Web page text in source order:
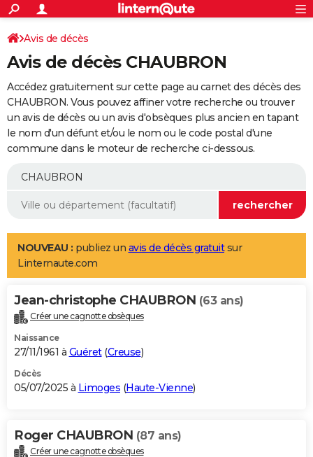
ACTUALITÉS
Politique
Société
Faits Divers
Education
Monde
Villes
+
SPORT
Coupe du monde 2026
Football
Tennis
Cyclisme
Rugby
Forum
Programme TV
TNT
Streaming
Cinéma
Sorties cinéma
Musique
+
FINANCE
Impôts
Immobilier
Risques naturels par ville
Banque
Assurance
Crédit
AUTO
Essais
Réserver un essai
Citadines
Berlines
SUV
Forum auto
+
Mobiles
Meilleur smartphone
Internet
Ordinateurs
Jeux vidéo
Guide high-tech
Aménagement intérieur
LIFESTYLE
Art de vivre
Bien-être
Loisirs
Mode
Modes de vie
Alimentation
Guide de la santé
Maladies
Médicaments
Sommeil
VOYAGE
Destinations
City break
Voyage nature
Voyage de noces
Forum
Climat
+PHOTO
GUIDES D'ACHAT
BONS PLANS
Carte de Noël
Carte Bonne année
Carte Saint-Valentin
Carte Pâques
Carte d'anniversaire
DICTIONNAIRE
Avis de décès
Avis de décès CHAUBRON
Accédez gratuitement sur cette page au carnet des décès des
CHAUBRON. Vous pouvez affiner votre recherche ou trouver
un avis de décès ou un avis d'obsèques plus ancien en tapant
le nom d'un défunt et/ou le nom ou le code postal d'une
commune dans le moteur de recherche ci-dessous.
NOUVEAU : publiez un avis de décès gratuitsur
Linternaute.com
Jean-christophe CHAUBRON (63 ans)
Créer une cagnotte obsèques
Naissance
27/11/1961 à Guéret(Creuse)
Décès
05/07/2025 à Limoges (Haute-Vienne)
Roger CHAUBRON (87 ans)
Créer une cagnotte obsèques